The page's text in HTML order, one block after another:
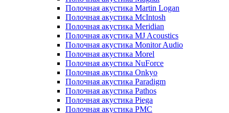
Полочная акустика Martin Logan
Полочная акустика McIntosh
Полочная акустика Meridian
Полочная акустика MJ Acoustics
Полочная акустика Monitor Audio
Полочная акустика Morel
Полочная акустика NuForce
Полочная акустика Onkyo
Полочная акустика Paradigm
Полочная акустика Pathos
Полочная акустика Piega
Полочная акустика PMC